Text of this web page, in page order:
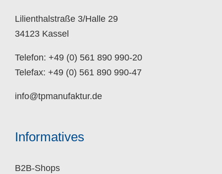
Lilienthalstraße 3/Halle 29
34123 Kassel
Telefon: +49 (0) 561 890 990-20
Telefax: +49 (0) 561 890 990-47
info@tpmanufaktur.de
Informatives
B2B-Shops